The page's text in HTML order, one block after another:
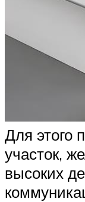
Для этого
участок,
высоких